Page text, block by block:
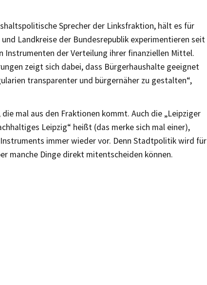
Sprecher der Linksfraktion, hält es für
Landkreise der Bundesrepublik experimentieren seit
Instrumenten der Verteilung ihrer finanziellen Mittel.
zeigt sich dabei, dass Bürgerhaushalte geeignet
transparenter und bürgernäher zu gestalten“,
mal aus den Fraktionen kommt. Auch die „Leipziger
Leipzig“ heißt (das merke sich mal einer),
immer wieder vor. Denn Stadtpolitik wird für
manche Dinge direkt mitentscheiden können.